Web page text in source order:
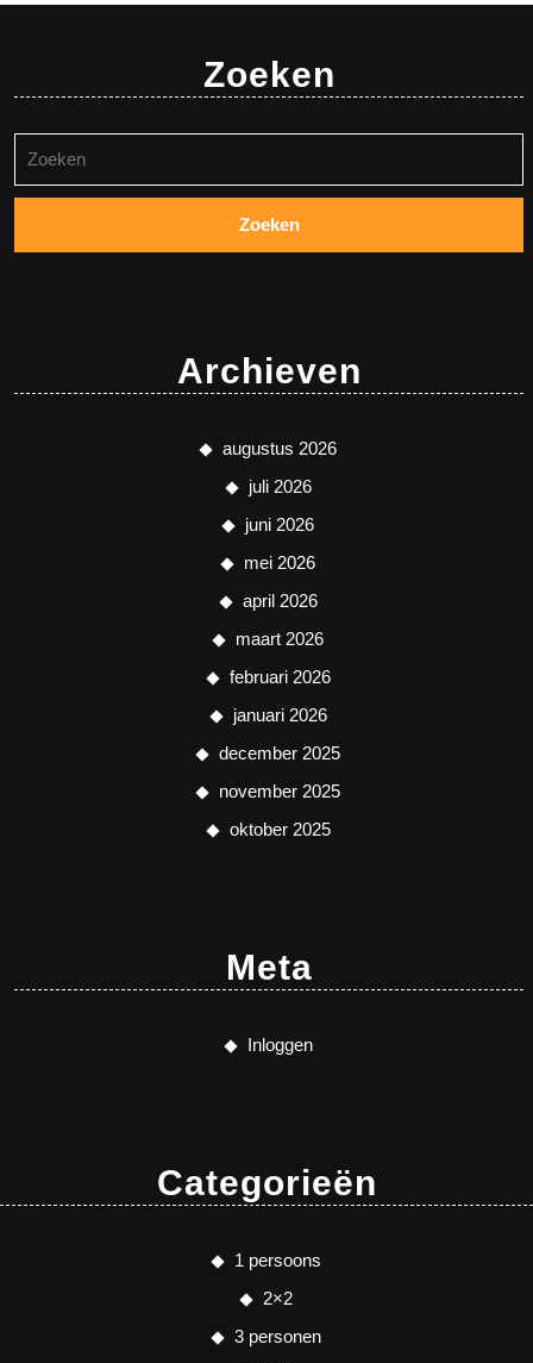
Zoeken
naar:
Archieven
augustus 2026
juli 2026
juni 2026
mei 2026
april 2026
maart 2026
februari 2026
januari 2026
december 2025
november 2025
oktober 2025
Meta
Inloggen
Categorieën
1 persoons
2×2
3 personen